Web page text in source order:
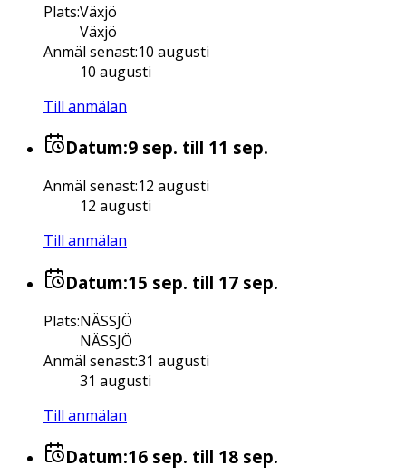
Plats:Växjö
Växjö
Anmäl senast:10 augusti
10 augusti
Till anmälan
Datum:9 sep. till 11 sep.
Anmäl senast:12 augusti
12 augusti
Till anmälan
Datum:15 sep. till 17 sep.
Plats:NÄSSJÖ
NÄSSJÖ
Anmäl senast:31 augusti
31 augusti
Till anmälan
Datum:16 sep. till 18 sep.